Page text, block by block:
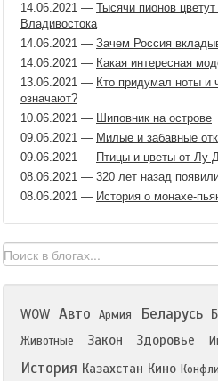
14.06.2021 — Тысячи пионов
Владивостока
14.06.2021 — Зачем Россия
14.06.2021 — Какая интересная
13.06.2021 — Кто придумал ноты и
означают?
10.06.2021 — Шиповник на острове
09.06.2021 — Милые и забавные
09.06.2021 — Птицы и цветы от Лу
08.06.2021 — 320 лет назад
08.06.2021 — История о монахе-
WOW Авто Армия Беларусь
Животные
Закон Здоровье
История Казахстан Кино